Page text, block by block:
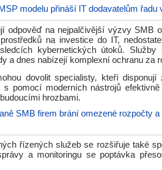
modelu přináší IT dodavatelům řadu
odpověď na nejpalčivější výzvy SMB
na investice do IT,
kybernetických útoků. Služby
a dnes nabízejí komplexní ochranu za
dovolit specialisty, kteří disponují
pomocí moderních nástrojů
hrozbami.
SMB firem brání omezené rozpočty
řízených služeb se rozšiřuje také
a monitoringu se poptávka